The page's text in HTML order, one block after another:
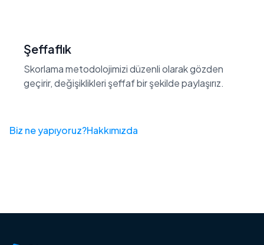
Şeffaflık
Skorlama metodolojimizi düzenli olarak gözden
geçirir, değişiklikleri şeffaf bir şekilde paylaşırız.
Biz ne yapıyoruz?Hakkımızda